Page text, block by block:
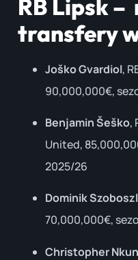
RB Lipsk
transfery
Joško Gvardiol,
90,000,000€,
Benjamin Šeško,
United,
2025/26
Dominik
70,000,000€,
Christopher